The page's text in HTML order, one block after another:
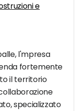
e
l'mpresa
fortemente
il territorio
specializzato